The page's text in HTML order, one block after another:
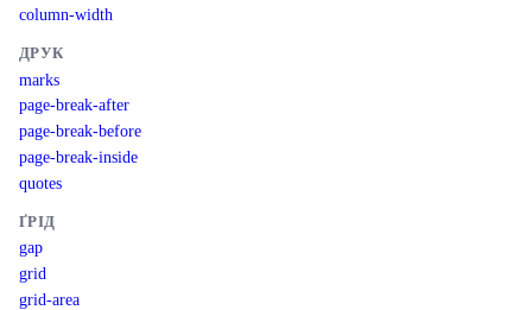
column-width
ДРУК
marks
page-break-after
page-break-before
page-break-inside
quotes
ҐРІД
gap
grid
grid-area